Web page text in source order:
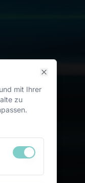
mit Ihrer
zu